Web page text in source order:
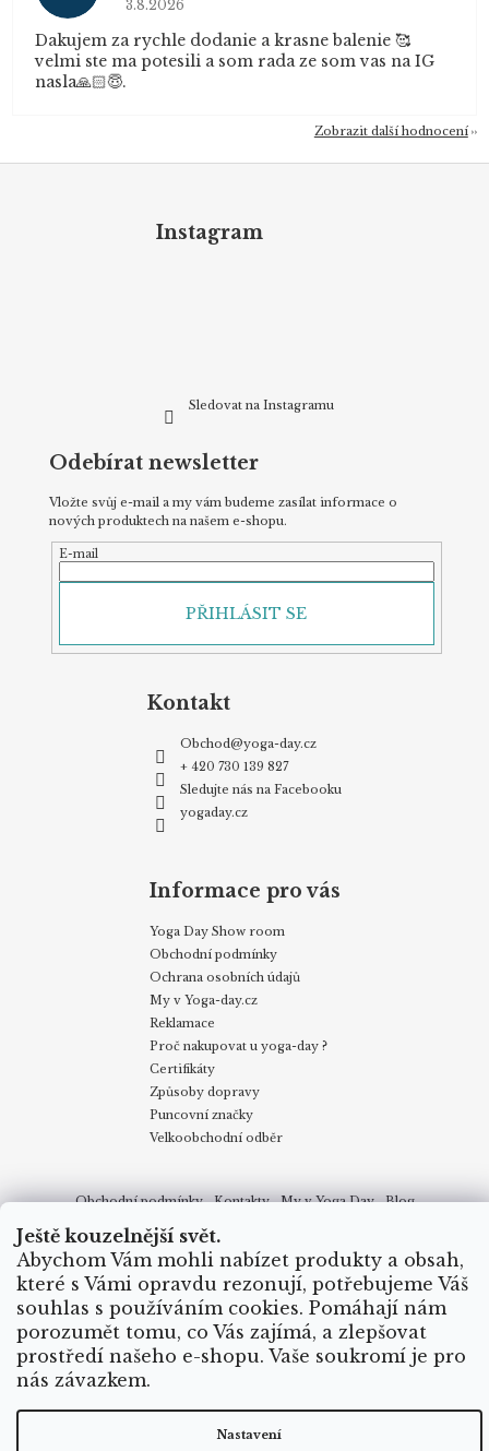
Ještě kouzelnější svět.
Abychom Vám mohli nabízet produkty a obsah,
které s Vámi opravdu rezonují, potřebujeme Váš
souhlas s používáním cookies. Pomáhají nám
porozumět tomu, co Vás zajímá, a zlepšovat
prostředí našeho e-shopu. Vaše soukromí je pro
nás závazkem.
Nastavení
3.8.2026
Dakujem za rychle dodanie a krasne balenie 🥰
velmi ste ma potesili a som rada ze som vas na IG
nasla🙏🏻😇.
Zobrazit další hodnocení
Instagram
Sledovat na Instagramu
Odebírat newsletter
Vložte svůj e-mail a my vám budeme zasílat informace o
nových produktech na našem e-shopu.
E-mail
PŘIHLÁSIT SE
Kontakt
Obchod@yoga-day.cz
+ 420 730 139 827
Sledujte nás na Facebooku
yogaday.cz
Informace pro vás
Yoga Day Show room
Obchodní podmínky
Ochrana osobních údajů
My v Yoga-day.cz
Reklamace
Proč nakupovat u yoga-day ?
Certifikáty
Způsoby dopravy
Puncovní značky
Velkoobchodní odběr
Obchodní podmínky Kontakty My v Yoga Day
Blog
Způsoby dopravy
Vytvořil Shoptet
Copyright 2026Yoga Day. Všechna práva vyhrazena.